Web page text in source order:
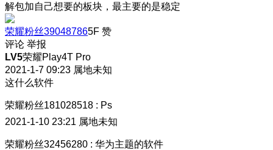
解包加自己想要的板块，最主要的是稳定
荣耀粉丝390487865F 赞
评论 举报
LV5荣耀Play4T Pro
2021-1-7 09:23 属地未知
这什么软件
荣耀粉丝181028518 : Ps
2021-1-10 23:21 属地未知
荣耀粉丝32456280 : 华为主题的软件